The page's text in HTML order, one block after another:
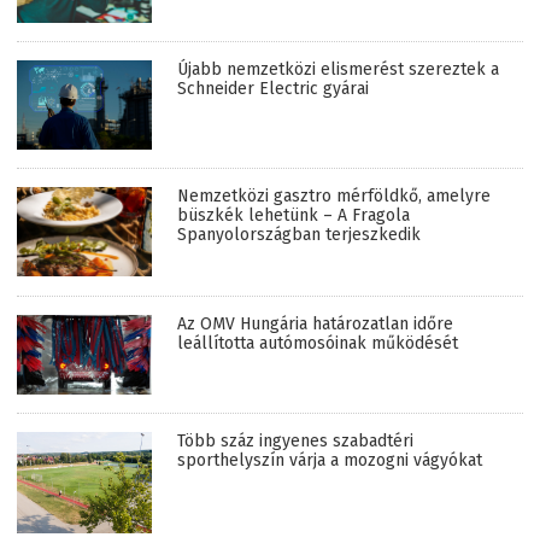
Újabb nemzetközi elismerést szereztek a
Schneider Electric gyárai
Nemzetközi gasztro mérföldkő, amelyre
büszkék lehetünk – A Fragola
Spanyolországban terjeszkedik
Az OMV Hungária határozatlan időre
leállította autómosóinak működését
Több száz ingyenes szabadtéri
sporthelyszín várja a mozogni vágyókat